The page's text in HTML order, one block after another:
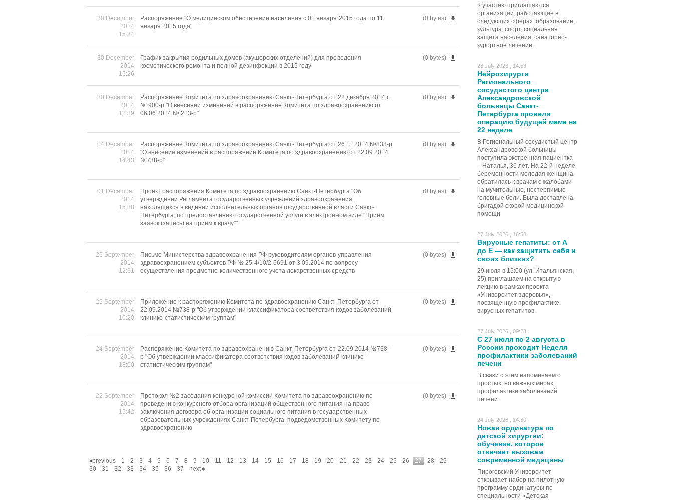
К участию приглашаются
организации, работающие в
следующих сферах: образование,
культура, спорт, социальная
защита населения, санаторно-
курортное лечение.
28 July 2026 , 14:53
Нейрохирурги
Регионального
сосудистого центра
Александровской
больницы Санкт-
Петербурга провели
операцию будущей маме на
22 неделе
В Региональный сосудистый центр
Александровской больницы
поступила экстренная пациентка
– Наталья, 36 лет. На 22-й неделе
беременности молодая женщина
обратилась к врачам с жалобами
на мучительные, нестерпимые
головные боли. Была доставлена
бригадой скорой медицинской
помощи
27 July 2026 , 16:58
Вирусные гепатиты: от А
до Е — как защитить себя и
своих близких?
29 июля в 15:00 (ул. Итальянская,
25) приглашаем на открытую
лекцию в рамках проекта
«Университет здоровья»,
посвященную профилактике
вирусных гепатитов.
27 July 2026 , 09:23
С 27 июля по 2 августа в
России проходит Неделя
профилактики заболеваний
печени
В связи с этим напоминаем о
простых, но важных мерах
профилактики заболеваний
печени
24 July 2026 , 14:30
Новая ординатура по
детской хирургии:
обучение, которое
отвечает вызовам
современной медицины
Пироговский Университет
открывает набор на пилотную
программу ординатуры по
специальности «Детская
30 December
2014
15:34
(0 bytes)
Распоряжение "О медицинском обеспечении населения с 01 января 2015 года по 11
января 2015 года"
30 December
2014
15:26
(0 bytes)
График закрытия родильных домов (акушерских отделений) для проведения
косметического ремонта и полной дезинфекции в 2015 году
30 December
2014
12:39
(0 bytes)
Распоряжение Комитета по здравоохранению Санкт-Петербурга от 22 декабря 2014 г.
№ 900-р "О внесении изменений в распоряжение Комитета по здравоохранению от
06.06.2014 № 213-р"
04 December
2014
14:43
(0 bytes)
Распоряжение Комитета по здравоохранению Санкт-Петербурга от 26.11.2014 №838-р
"О внесении изменений в распоряжение Комитета по здравоохранению от 22.09.2014
№738-р"
01 December
2014
15:38
(0 bytes)
Проект распоряжения Комитета по здравоохранению Санкт-Петербурга "Об
утверждении Регламента государственных учреждений здравоохранения,
находящихся в ведении исполнительных органов государственной власти Санкт-
Петербурга, по предоставлению государственной услуги в электронном виде "Прием
заявок (запись) на прием к врачу""
25 September
2014
12:31
(0 bytes)
Письмо Министерства здравоохранения РФ руководителям органов управления
здравоохранением субъектов РФ № 25-4/10/2-6691 от 3.09.2014 по вопросу
осуществления предметно-количественного учета лекарственных средств
25 September
2014
10:20
(0 bytes)
Приложение к распоряжению Комитета по здравоохранению Санкт-Петербурга от
22.09.2014 №738-p "Об утверждении классификатора соответствия кодов заболеваний
клинико-статистическим группам"
24 September
2014
18:00
(0 bytes)
Распоряжение Комитета по здравоохранению Санкт-Петербурга от 22.09.2014 №738-
p "Об утверждении классификатора соответствия кодов заболеваний клинико-
статистическим группам"
22 September
2014
15:42
(0 bytes)
Протокол №2 заседания конкурсной комиссии Комитета по здравоохранению по
проведению конкурсного отбора организаций общественного питания на право
заключения договора об организации социального питания в государственных
образовательных учреждениях Санкт-Петербурга, подведомственных Комитету по
здравоохранению
previous 1 2 3 4 5 6 7 8 9 10 11 12 13 14 15 16 17 18 19 20 21 22 23 24 25 26 27 28
29
30
31 32 33 34 35 36 37 next